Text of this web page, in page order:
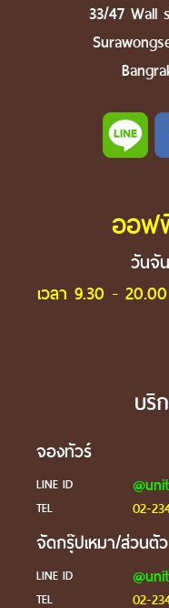
33/47 Wall
ออฟ
วันจั
เวลา 9.30 -
บริ
จองทัวร์
LINE ID
TEL
02-
จัดกรุ๊ปเหมา/ส่วนตัว
LINE ID
TEL 02-